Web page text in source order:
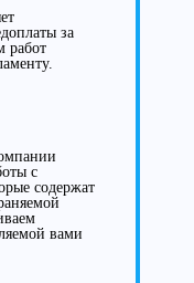
за
работ
с
содержат
вами